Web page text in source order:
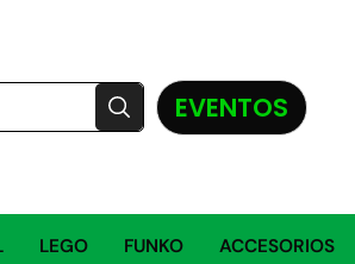
EVENTOS
LEGO FUNKO ACCESORIOS